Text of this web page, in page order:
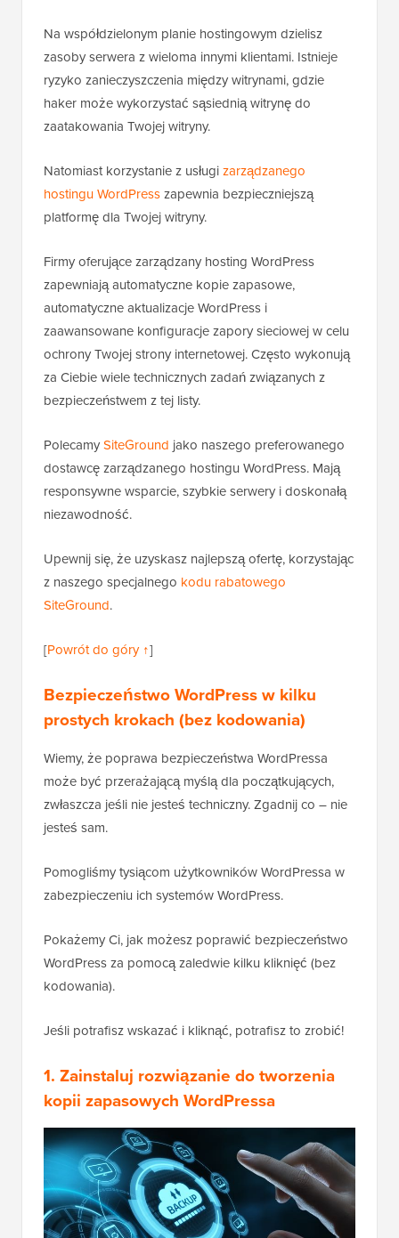
Na współdzielonym planie hostingowym dzielisz
zasoby serwera z wieloma innymi klientami. Istnieje
ryzyko zanieczyszczenia między witrynami, gdzie
haker może wykorzystać sąsiednią witrynę do
zaatakowania Twojej witryny.
Natomiast korzystanie z usługizarządzanego
hostingu WordPresszapewnia bezpieczniejszą
platformę dla Twojej witryny.
Firmy oferujące zarządzany hosting WordPress
zapewniają automatyczne kopie zapasowe,
automatyczne aktualizacje WordPress i
zaawansowane konfiguracje zapory sieciowej w celu
ochrony Twojej strony internetowej. Często wykonują
za Ciebie wiele technicznych zadań związanych z
bezpieczeństwem z tej listy.
PolecamySiteGround jako naszego preferowanego
dostawcę zarządzanego hostingu WordPress. Mają
responsywne wsparcie, szybkie serwery i doskonałą
niezawodność.
Upewnij się, że uzyskasz najlepszą ofertę, korzystając
z naszego specjalnego kodu rabatowego
SiteGround.
[Powrót do góry ↑]
Bezpieczeństwo WordPress w kilku
prostych krokach (bez kodowania)
Wiemy, że poprawa bezpieczeństwa WordPressa
może być przerażającą myślą dla początkujących,
zwłaszcza jeśli nie jesteś techniczny. Zgadnij co – nie
jesteś sam.
Pomogliśmy tysiącom użytkowników WordPressa w
zabezpieczeniu ich systemów WordPress.
Pokażemy Ci, jak możesz poprawić bezpieczeństwo
WordPress za pomocą zaledwie kilku kliknięć (bez
kodowania).
Jeśli potrafisz wskazać i kliknąć, potrafisz to zrobić!
1. Zainstaluj rozwiązanie do tworzenia
kopii zapasowych WordPressa